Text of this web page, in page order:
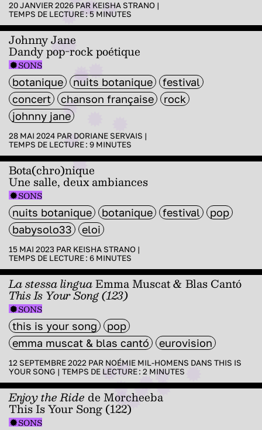
20 JANVIER 2026 PAR KEISHA STRANO |
TEMPS DE LECTURE : 5 MINUTES
Johnny Jane
Dandy pop-rock poétique
SONS
botanique nuits botanique
festival
concert
chanson française
rock
johnny jane
28 MAI 2024 PAR DORIANE SERVAIS |
TEMPS DE LECTURE : 9 MINUTES
Bota(chro)nique
Une salle, deux ambiances
SONS
nuits botanique botanique festival
pop
babysolo33
eloi
15 MAI 2023 PAR KEISHA STRANO |
TEMPS DE LECTURE : 6 MINUTES
La stessa linguaEmma Muscat & Blas Cantó
This Is Your Song (123)
SONS
this is your song
pop
emma muscat & blas cantó
eurovision
12 SEPTEMBRE 2022 PAR NOÉMIE MIL-HOMENS DANS THIS IS
YOUR SONG | TEMPS DE LECTURE : 2 MINUTES
Enjoy the Ride deMorcheeba
This Is Your Song (122)
SONS